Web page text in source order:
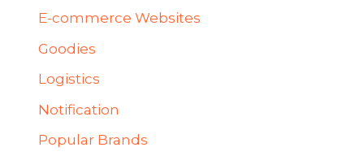
E-commerce Websites
Goodies
Logistics
Notification
Popular Brands